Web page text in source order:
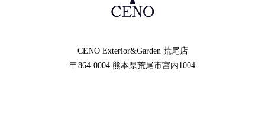
CENO Exterior&Garden荒尾店
〒864-0004 熊本県荒尾市宮内1004